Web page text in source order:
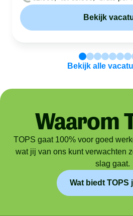
Bekijk
Bekijk alle
Waarom
TOPS gaat 100% voor goed
wat jij van ons kunt verwachten
slag gaat.
Wat biedt TOPS